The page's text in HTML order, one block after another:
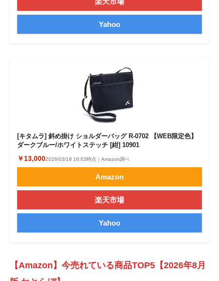
Yahoo
[キタムラ] 斜め掛け ショルダーバッグ R-0702 【WEB限定色】
ダークブルー/ホワイトステッチ [紺] 10901
￥13,0002026/03/18 16:03時点｜Amazon調べ
Amazon
楽天市場
Yahoo
【Amazon】今売れている商品TOP5【2026年8月